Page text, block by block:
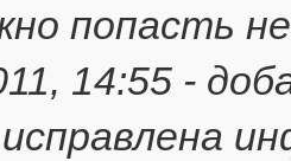
попасть
14:55 -